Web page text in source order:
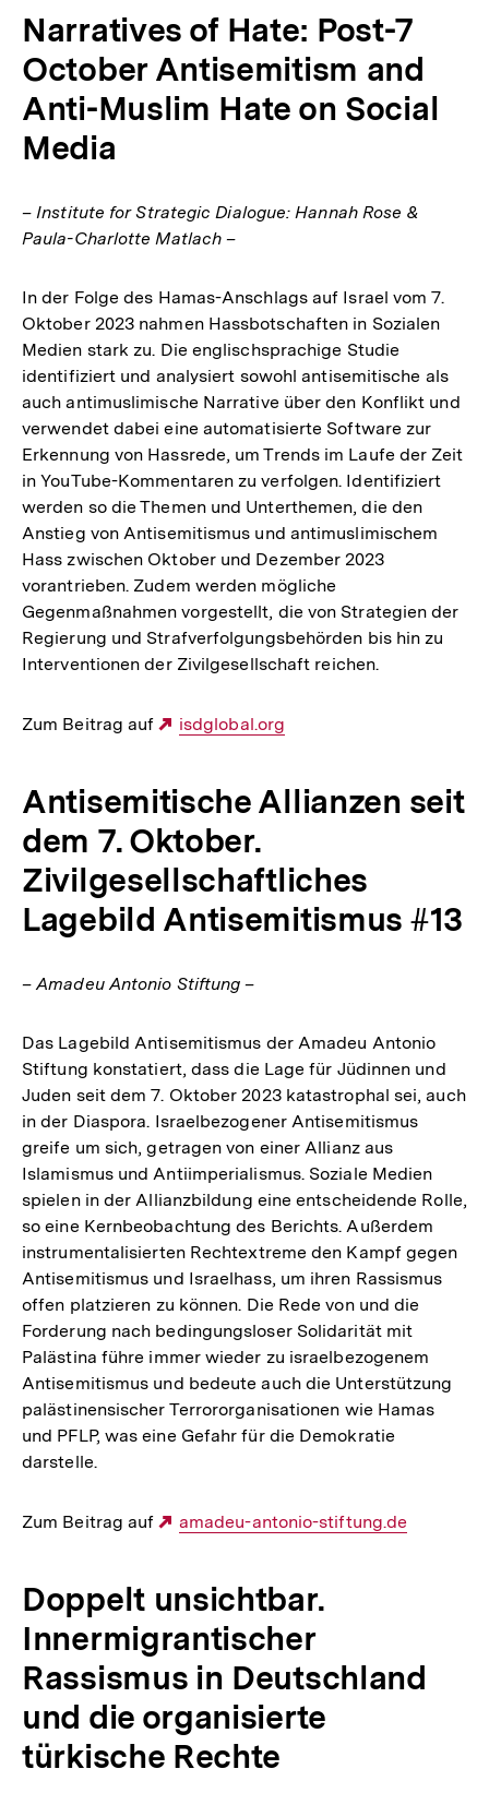
Narratives of Hate: Post-7
October Antisemitism and
Anti-Muslim Hate on Social
Media
– Institute for Strategic Dialogue: Hannah Rose &
Paula-Charlotte Matlach –
In der Folge des Hamas-Anschlags auf Israel vom 7.
Oktober 2023 nahmen Hassbotschaften in Sozialen
Medien stark zu. Die englischsprachige Studie
identifiziert und analysiert sowohl antisemitische als
auch antimuslimische Narrative über den Konflikt und
verwendet dabei eine automatisierte Software zur
Erkennung von Hassrede, um Trends im Laufe der Zeit
in YouTube-Kommentaren zu verfolgen. Identifiziert
werden so die Themen und Unterthemen, die den
Anstieg von Antisemitismus und antimuslimischem
Hass zwischen Oktober und Dezember 2023
vorantrieben. Zudem werden mögliche
Gegenmaßnahmen vorgestellt, die von Strategien der
Regierung und Strafverfolgungsbehörden bis hin zu
Interventionen der Zivilgesellschaft reichen.
Zum Beitrag auf
Externer
isdglobal.org
Antisemitische Allianzen seit
dem 7. Oktober.
Zivilgesellschaftliches
Lagebild Antisemitismus #13
– Amadeu Antonio Stiftung –
Das Lagebild Antisemitismus der Amadeu Antonio
Stiftung konstatiert, dass die Lage für Jüdinnen und
Juden seit dem 7. Oktober 2023 katastrophal sei, auch
in der Diaspora. Israelbezogener Antisemitismus
greife um sich, getragen von einer Allianz aus
Islamismus und Antiimperialismus. Soziale Medien
spielen in der Allianzbildung eine entscheidende Rolle,
so eine Kernbeobachtung des Berichts. Außerdem
instrumentalisierten Rechtextreme den Kampf gegen
Antisemitismus und Israelhass, um ihren Rassismus
offen platzieren zu können. Die Rede von und die
Forderung nach bedingungsloser Solidarität mit
Palästina führe immer wieder zu israelbezogenem
Antisemitismus und bedeute auch die Unterstützung
palästinensischer Terrororganisationen wie Hamas
und PFLP, was eine Gefahr für die Demokratie
darstelle.
Zum Beitrag auf
Externer
amadeu-antonio-stiftung.de
Doppelt unsichtbar.
Innermigrantischer
Rassismus in Deutschland
und die organisierte
türkische Rechte